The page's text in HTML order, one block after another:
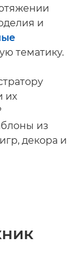
и
тематику.
их
из
декора и